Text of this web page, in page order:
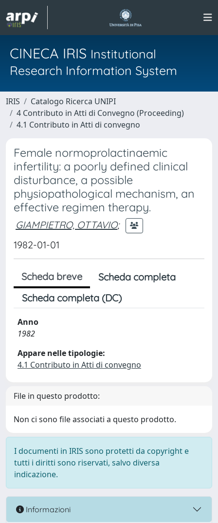
CINECA IRIS Institutional
Research Information System
IRIS
Catalogo Ricerca UNIPI
4 Contributo in Atti di Convegno (Proceeding)
4.1 Contributo in Atti di convegno
Female normoprolactinaemic
infertility: a poorly defined clinical
disturbance, a possible
physiopathological mechanism, an
effective regimen therapy.
GIAMPIETRO, OTTAVIO;
1982-01-01
Scheda breve
Scheda completa
Scheda completa (DC)
Anno
1982
Appare nelle tipologie:
4.1 Contributo in Atti di convegno
File in questo prodotto:
Non ci sono file associati a questo prodotto.
I documenti in IRIS sono protetti da copyright e
tutti i diritti sono riservati, salvo diversa
indicazione.
Informazioni